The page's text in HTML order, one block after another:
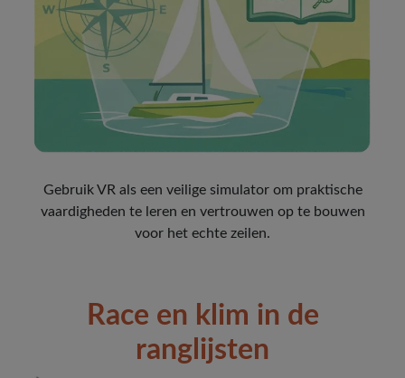
Gebruik VR als een veilige simulator om praktische
vaardigheden te leren en vertrouwen op te bouwen
voor het echte zeilen.
Race en klim in de
ranglijsten